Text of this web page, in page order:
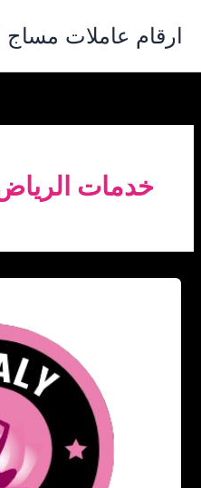
المحتوى
ارقام عاملات مساج
خدمات